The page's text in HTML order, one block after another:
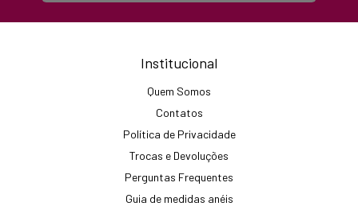
Institucional
Quem Somos
Contatos
Política de Privacidade
Trocas e Devoluções
Perguntas Frequentes
Guia de medidas anéis